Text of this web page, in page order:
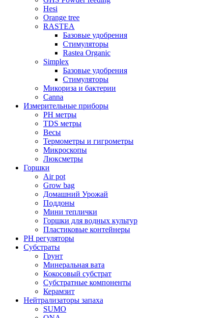
Hesi
Orange tree
RASTEA
Базовые удобрения
Стимуляторы
Rastea Organic
Simplex
Базовые удобрения
Стимуляторы
Микориза и бактерии
Canna
Измерительные приборы
PH метры
TDS метры
Весы
Термометры и гигрометры
Микроскопы
Люксметры
Горшки
Air pot
Grow bag
Домашний Урожай
Поддоны
Мини теплички
Горшки для водных культур
Пластиковые контейнеры
PH регуляторы
Субстраты
Грунт
Минеральная вата
Кокосовый субстрат
Субстратные компоненты
Керамзит
Нейтрализаторы запаха
SUMO